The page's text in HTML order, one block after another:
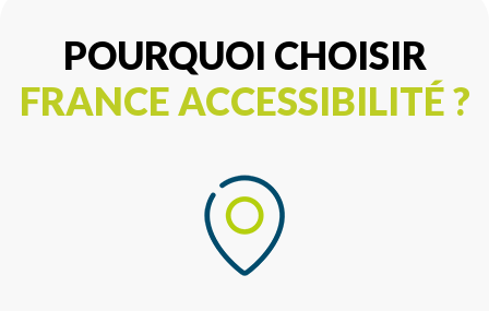
POURQUOI CHOISIR
FRANCE ACCESSIBILITÉ ?